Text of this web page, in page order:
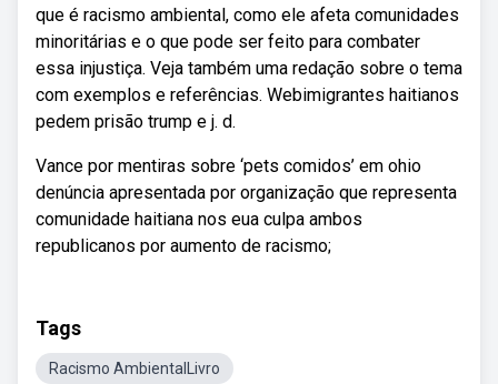
que é racismo ambiental, como ele afeta comunidades
minoritárias e o que pode ser feito para combater
essa injustiça. Veja também uma redação sobre o tema
com exemplos e referências. Webimigrantes haitianos
pedem prisão trump e j. d.
Vance por mentiras sobre ‘pets comidos’ em ohio
denúncia apresentada por organização que representa
comunidade haitiana nos eua culpa ambos
republicanos por aumento de racismo;
Tags
Racismo AmbientalLivro